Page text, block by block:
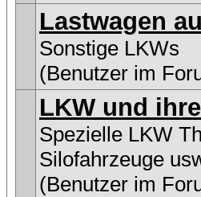
Lastwagen
Sonstige LKWs
(Benutzer im
LKW und
Spezielle LKW
Silofahrzeuge
(Benutzer im